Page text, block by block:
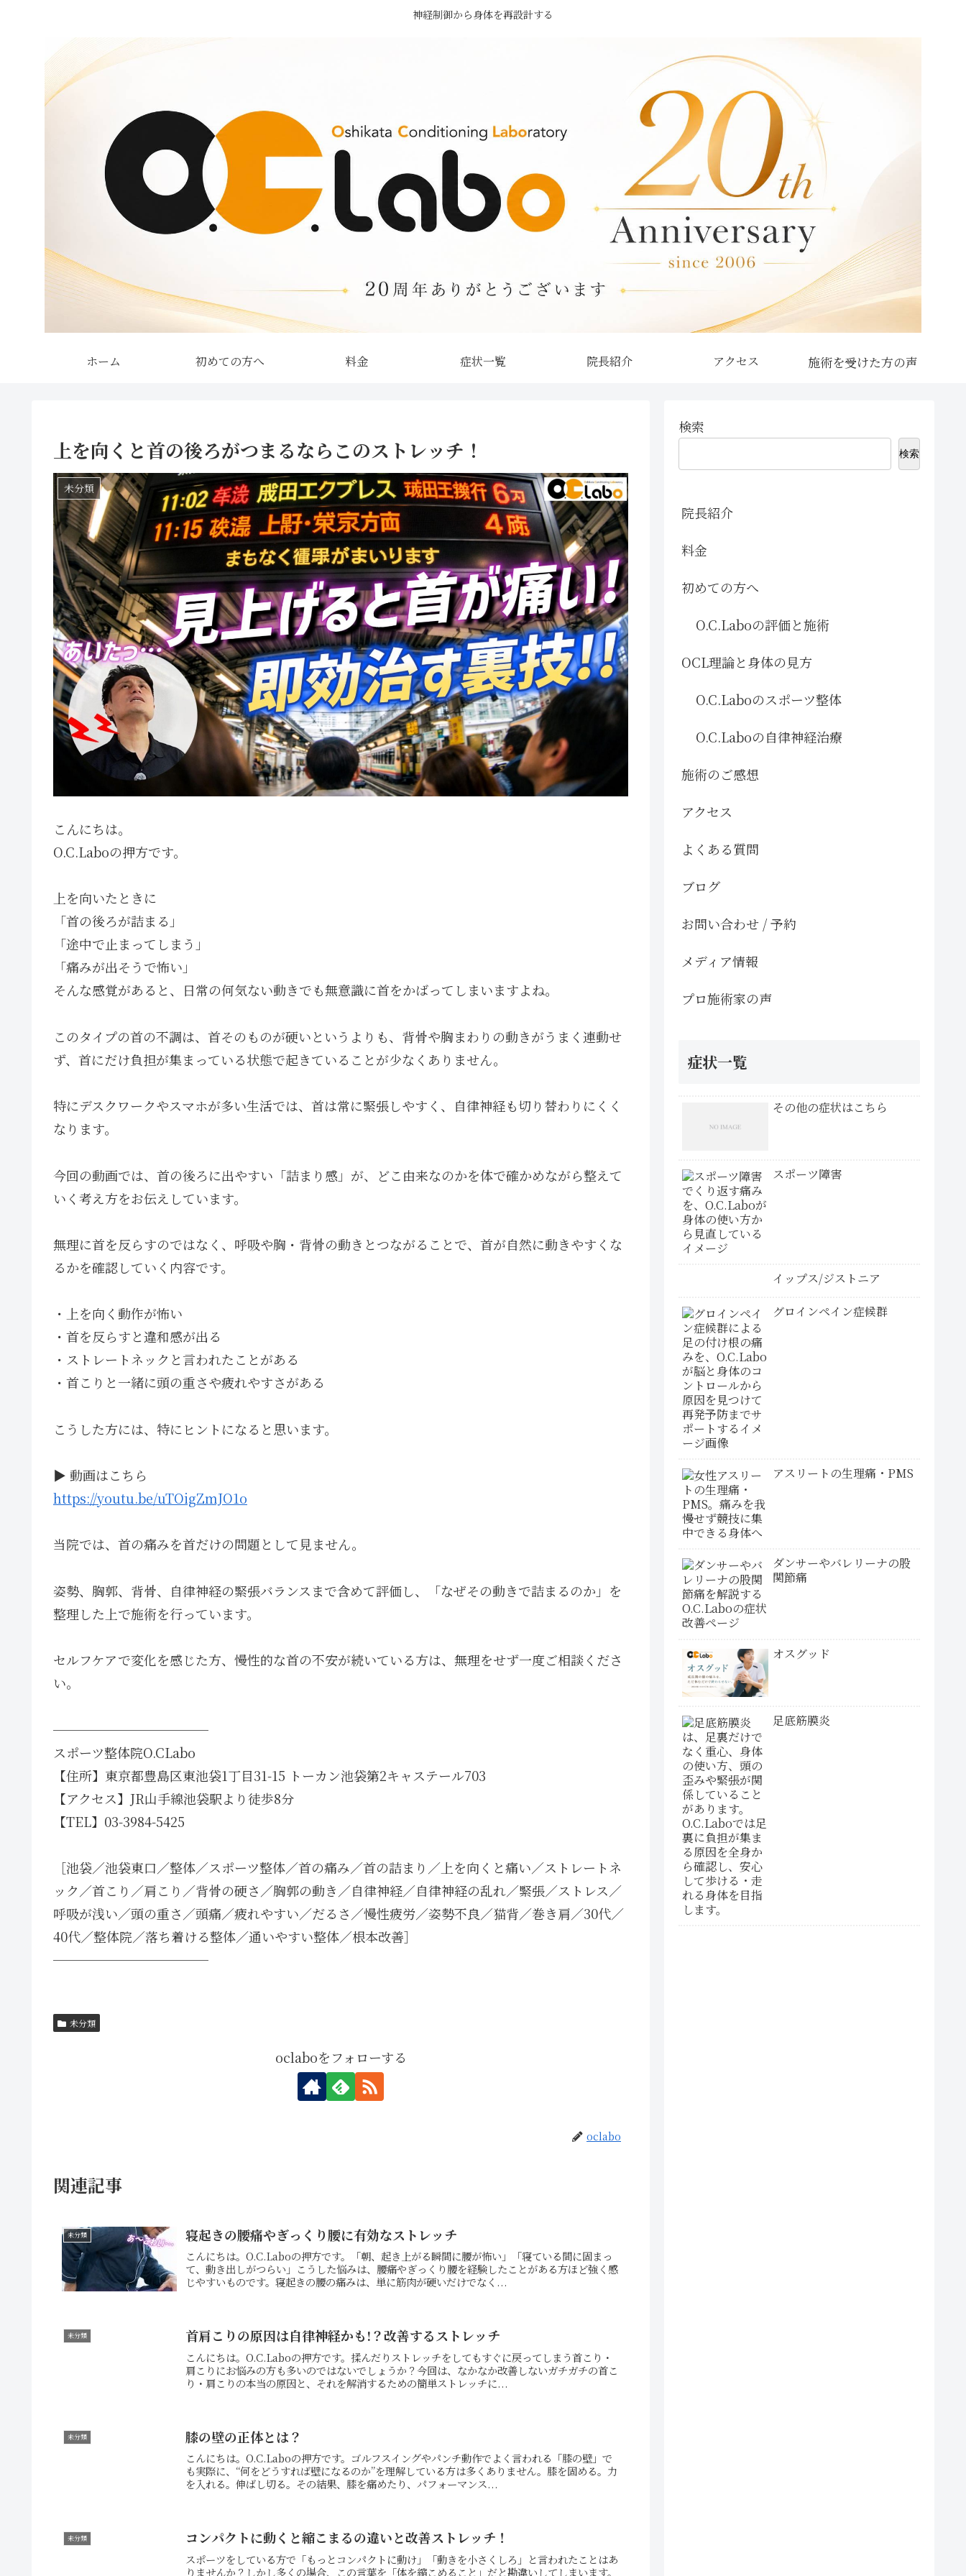
神経制御から身体を再設計する
ホーム 初めての方へ 料金 症状一覧 院長紹介 アクセス
上を向くと首の後ろがつまるならこのストレッチ！
未分類
こんにちは。
O.C.Laboの押方です。
上を向いたときに
「首の後ろが詰まる」
「途中で止まってしまう」
「痛みが出そうで怖い」
そんな感覚があると、日常の何気ない動きでも無意識に首をかばってしまいますよね。
このタイプの首の不調は、首そのものが硬いというよりも、背骨や胸まわりの動きがうまく連動せ
ず、首にだけ負担が集まっている状態で起きていることが少なくありません。
特にデスクワークやスマホが多い生活では、首は常に緊張しやすく、自律神経も切り替わりにくく
なります。
今回の動画では、首の後ろに出やすい「詰まり感」が、どこ由来なのかを体で確かめながら整えて
いく考え方をお伝えしています。
無理に首を反らすのではなく、呼吸や胸・背骨の動きとつながることで、首が自然に動きやすくな
るかを確認していく内容です。
・上を向く動作が怖い
・首を反らすと違和感が出る
・ストレートネックと言われたことがある
・首こりと一緒に頭の重さや疲れやすさがある
こうした方には、特にヒントになると思います。
▶ 動画はこちら
https://youtu.be/uTOigZmJO1o
当院では、首の痛みを首だけの問題として見ません。
姿勢、胸郭、背骨、自律神経の緊張バランスまで含めて評価し、「なぜその動きで詰まるのか」を
整理した上で施術を行っています。
セルフケアで変化を感じた方、慢性的な首の不安が続いている方は、無理をせず一度ご相談くださ
い。
────────────
スポーツ整体院O.CLabo
【住所】東京都豊島区東池袋1丁目31-15 トーカン池袋第2キャステール703
【アクセス】JR山手線池袋駅より徒歩8分
【TEL】03-3984-5425
［池袋／池袋東口／整体／スポーツ整体／首の痛み／首の詰まり／上を向くと痛い／ストレートネ
ック／首こり／肩こり／背骨の硬さ／胸郭の動き／自律神経／自律神経の乱れ／緊張／ストレス／
呼吸が浅い／頭の重さ／頭痛／疲れやすい／だるさ／慢性疲労／姿勢不良／猫背／巻き肩／30代／
40代／整体院／落ち着ける整体／通いやすい整体／根本改善］
────────────
未分類
oclaboをフォローする
oclabo
関連記事
未分類 寝起きの腰痛やぎっくり腰に有効なストレッチ
こんにちは。O.C.Laboの押方です。「朝、起き上がる瞬間に腰が怖い」「寝ている間に固まっ
て、動き出しがつらい」こうした悩みは、腰痛やぎっくり腰を経験したことがある方ほど強く感
じやすいものです。寝起きの腰の痛みは、単に筋肉が硬いだけでなく...
未分類 首肩こりの原因は自律神経かも!？改善するストレッチ
こんにちは。O.C.Laboの押方です。揉んだりストレッチをしてもすぐに戻ってしまう首こり・
肩こりにお悩みの方も多いのではないでしょうか？今回は、なかなか改善しないガチガチの首こ
り・肩こりの本当の原因と、それを解消するための簡単ストレッチに...
未分類 膝の壁の正体とは？
こんにちは。O.C.Laboの押方です。ゴルフスイングやパンチ動作でよく言われる「膝の壁」で
も実際に、“何をどうすれば壁になるのか”を理解している方は多くありません。膝を固める。力
を入れる。伸ばし切る。その結果、膝を痛めたり、パフォーマンス...
未分類 コンパクトに動くと縮こまるの違いと改善ストレッチ！
スポーツをしている方で「もっとコンパクトに動け」「動きを小さくしろ」と言われたことはあ
りませんか？しかし多くの場合、この言葉を「体を縮こめること」だと勘違いしてしまいます。
検索
検索
院長紹介
料金
初めての方へ
O.C.Laboの評価と施術
OCL理論と身体の見方
O.C.Laboのスポーツ整体
O.C.Laboの自律神経治療
施術のご感想
アクセス
よくある質問
ブログ
お問い合わせ / 予約
メディア情報
プロ施術家の声
症状一覧
その他の症状はこちら
スポーツ障害
イップス/ジストニア
グロインペイン症候群
アスリートの生理痛・PMS
ダンサーやバレリーナの股
関節痛
オスグッド
足底筋膜炎